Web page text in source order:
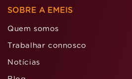
SOBRE A EMEIS
Quem somos
Trabalhar connosco
Notícias